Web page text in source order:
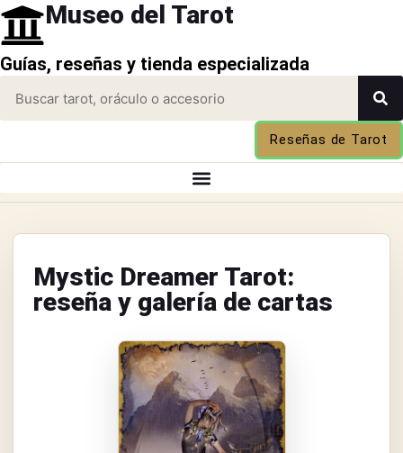
Museo del Tarot
Guías, reseñas y tienda especializada
Reseñas de Tarot
Mystic Dreamer Tarot:
reseña y galería de cartas